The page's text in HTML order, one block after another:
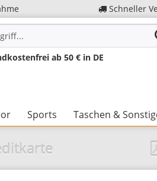
Schneller
ab 50 € in DE
Sports Taschen &